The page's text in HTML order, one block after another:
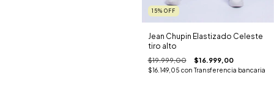
15% OFF
Jean Chupin Elastizado Celeste
tiro alto
$19.999,00 $16.999,00
$16.149,05 con Transferencia bancaria